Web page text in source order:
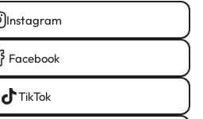
Instagram
Facebook
TikTok